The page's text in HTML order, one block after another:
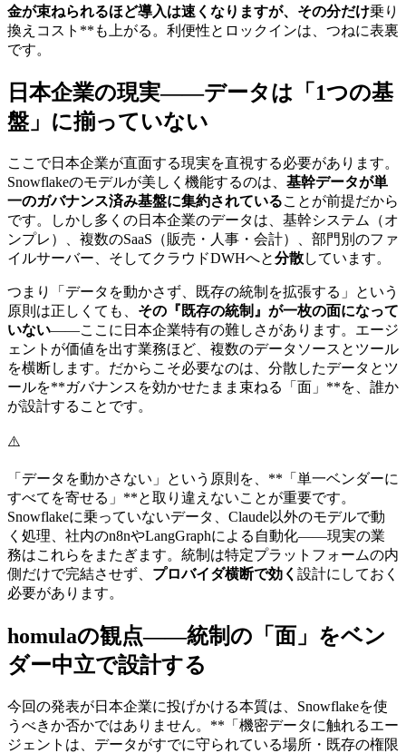
金が束ねられるほど導入は速くなりますが、その分だけ乗り
換えコスト**も上がる。利便性とロックインは、つねに表裏
です。
日本企業の現実——データは「1つの基
盤」に揃っていない
ここで日本企業が直面する現実を直視する必要があります。
Snowflakeのモデルが美しく機能するのは、 基幹データが単
一のガバナンス済み基盤に集約されていることが前提だから
です。しかし多くの日本企業のデータは、基幹システム（オ
ンプレ）、複数のSaaS（販売・人事・会計）、部門別のファ
イルサーバー、そしてクラウドDWHへと分散しています。
つまり「データを動かさず、既存の統制を拡張する」という
原則は正しくても、 その『既存の統制』が一枚の面になって
いない——ここに日本企業特有の難しさがあります。エージ
ェントが価値を出す業務ほど、複数のデータソースとツール
を横断します。だからこそ必要なのは、分散したデータとツ
ールを**ガバナンスを効かせたまま束ねる「面」**を、誰か
が設計することです。
⚠️
「データを動かさない」という原則を、**「単一ベンダーに
すべてを寄せる」**と取り違えないことが重要です。
Snowflakeに乗っていないデータ、Claude以外のモデルで動
く処理、社内のn8nやLangGraphによる自動化——現実の業
務はこれらをまたぎます。統制は特定プラットフォームの内
側だけで完結させず、 プロバイダ横断で効く 設計にしておく
必要があります。
homulaの観点——統制の「面」をベン
ダー中立で設計する
今回の発表が日本企業に投げかける本質は、Snowflakeを使
うべきか否かではありません。**「機密データに触れるエー
ジェントは、データがすでに守られている場所・既存の権限